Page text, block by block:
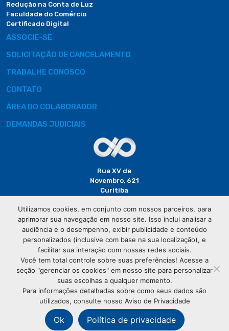
Redução na Conta de Luz
Faculdade do Comércio
Certificado Digital
ASSOCIE-SE
SOLICITAÇÃO DE CANCELAMENTO
TRABALHE CONOSCO
CONTATO
ÁREA DO COLABORADOR
DEMANDAS JUDICIAIS
Rua XV de
Novembro, 621
Curitiba
(41) 3320-
2929
© CopyrightAssociação Comercial do Paraná - Todos os
direitos reservados
76.583.004/0001-01
Utilizamos cookies, em conjunto com nossos parceiros, para
aprimorar sua navegação em nosso site. Isso inclui analisar a
audiência e o desempenho, exibir publicidade e conteúdo
personalizados (inclusive com base na sua localização), e
facilitar sua interação com nossas redes sociais.
Você tem total controle sobre suas preferências! Acesse a
seção "gerenciar os cookies" em nosso site para personalizar
suas escolhas a qualquer momento.
Para informações detalhadas sobre como seus dados são
utilizados, consulte nosso Aviso de Privacidade
Ok Política de privacidade